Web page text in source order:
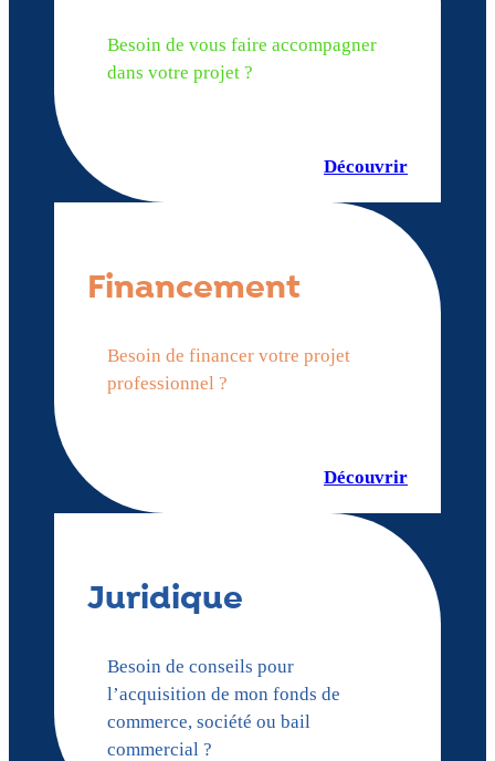
Besoin de vous faire accompagner
dans votre projet ?
Découvrir
Financement
Besoin de financer votre projet
professionnel ?
Découvrir
Juridique
Besoin de conseils pour
l’acquisition de mon fonds de
commerce, société ou bail
commercial ?